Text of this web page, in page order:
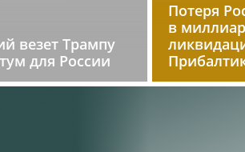
везет Трампу
для России
Потеря
в